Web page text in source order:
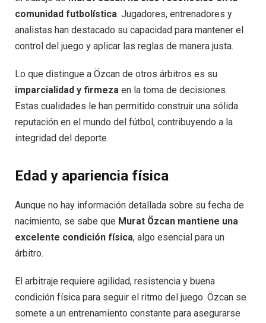
comunidad futbolística. Jugadores, entrenadores y
analistas han destacado su capacidad para mantener el
control del juego y aplicar las reglas de manera justa.
Lo que distingue a Özcan de otros árbitros es su
imparcialidad y firmeza en la toma de decisiones.
Estas cualidades le han permitido construir una sólida
reputación en el mundo del fútbol, contribuyendo a la
integridad del deporte.
Edad y apariencia física
Aunque no hay información detallada sobre su fecha de
nacimiento, se sabe que Murat Özcan mantiene una
excelente condición física, algo esencial para un
árbitro.
El arbitraje requiere agilidad, resistencia y buena
condición física para seguir el ritmo del juego. Özcan se
somete a un entrenamiento constante para asegurarse